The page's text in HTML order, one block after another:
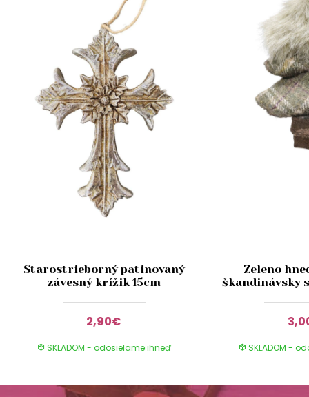
Starostrieborný patinovaný
závesný krížik 15cm
2,90€
SKLADOM - odosielame ihneď
Zeleno
škandinávsky
SKLADOM -